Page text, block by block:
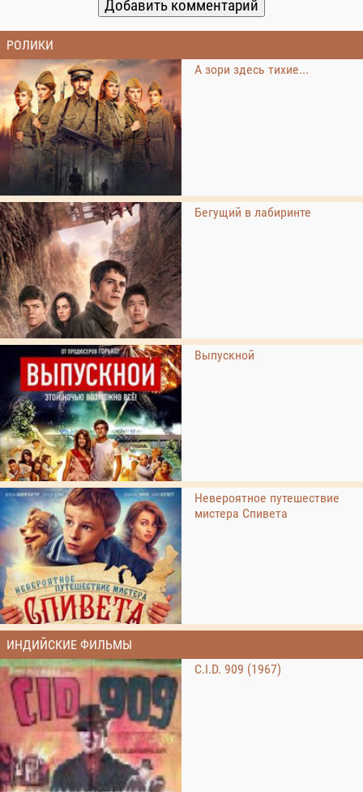
РОЛИКИ
А зори здесь тихие...
Бегущий в лабиринте
Выпускной
Невероятное путешествие
мистера Спивета
ИНДИЙСКИЕ ФИЛЬМЫ
C.I.D. 909 (1967)